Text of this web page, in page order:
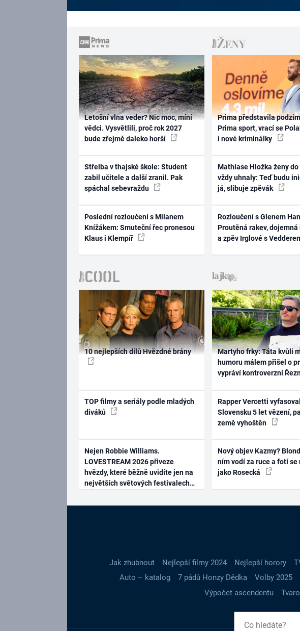
Letošní vlna veder? Nic moc, míní
vědci. Vysvětlili, proč rok 2027
bude zřejmě daleko horší
Střelba v thajské škole: Student
zabil učitele a další zranil. Pak
spáchal sebevraždu
Poslední rozloučení s Milanem
Knížákem: Smuteční řec pronesou
Klaus i Klempíř
Prima představila
Prima sport, vrací se
i nové kriminálky
Mathiase Hložka ženy
vždy uhnaly: Teď budu
já, slibuje zpěvák
Rozloučení s Glenem
Proutěná rakev, dojemná
a zpěv Irglové s
10 nejlepších dílů Hvězdné brány
TOP filmy a seriály podle mladých
diváků
Nejen Robbie Williams.
LOVESTREAM 2026 přiveze
hvězdy, které běžně uvidíte jen na
největších světových festivalech
Martyho frky: Táta kvůli
humoru málem přišel o
vypráví kontroverzní
Rapper Vercetti
Slovensku 5 let vězení,
země vyhoštěn
Nový objev Kazmy?
ním vodí za ruce a fotí se
jako Rosecká
Jak zhubnout Nejlepší filmy 2024 Nejlepší horory
Auto – katalog
7 pádů Honzy Dědka Volby 2025
Výpočet ascendentu